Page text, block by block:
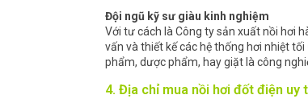
Đội ngũ kỹ sư giàu kinh nghiệm
Với tư cách là Công ty sản xuất nồi hơi
vấn và thiết kế các hệ thống hơi nhiệt
phẩm, dược phẩm, hay giặt là công
4. Địa chỉ mua nồi hơi đốt điện uy